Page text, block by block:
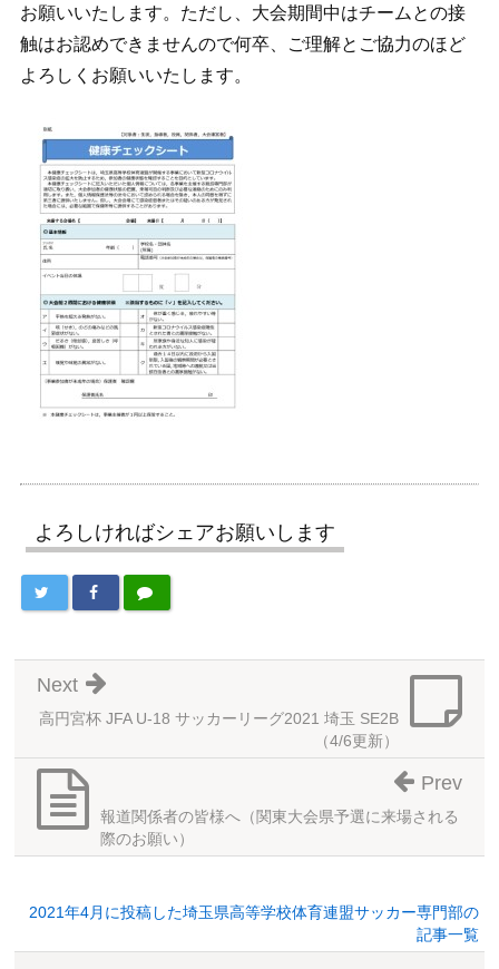
お願いいたします。ただし、大会期間中はチームとの接
触はお認めできませんので何卒、ご理解とご協力のほど
よろしくお願いいたします。
よろしければシェアお願いします
高円宮杯 JFA U-18 サッカーリーグ2021 埼玉 SE2B
（4/6更新）
Next
報道関係者の皆様へ（関東大会県予選に来場される
際のお願い）
Prev
2021年4月に投稿した埼玉県高等学校体育連盟サッカー専門部の
記事一覧